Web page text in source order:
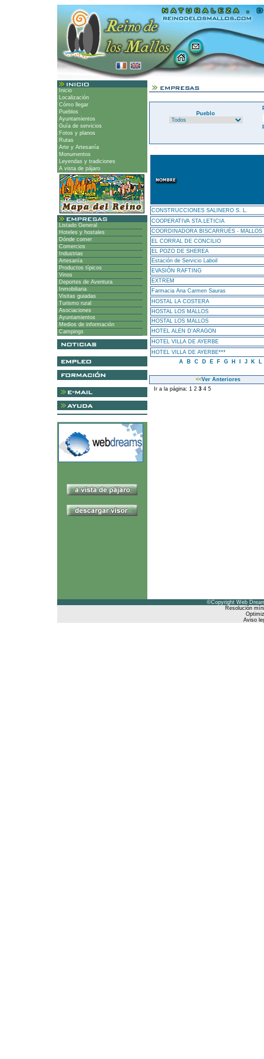
Inicio
Localización
Cómo llegar
Pueblos
Ayuntamientos
Guía de servicios
Fotos y planos
Rutas
Arte y Artesanía
Monumentos
Leyendas y tradiciones
A vista de pájaro
Listado General
Hoteles y hostales
Dónde comer
Comercios
Industrias
Artesanía
Productos típicos
Vinos
Deportes de Aventura
Inmobiliaria
Visitas guiadas
Turismo rural
Asociaciones
Ayuntamientos
Medios de información
Campings
Pueblo
CONSTRUCCIONES SALINERO S. L.
COOPERATIVA STA.LETICIA
COORDINADORA BISCARRUÉS - MALLOS
EL CORRAL DE CONCILIO
EL POZO DE SHEREA
Estación de Servicio Laboil
EVASIÓN RAFTING
EXTREM
Farmacia Ana Carmen Sauras
HOSTAL LA COSTERA
HOSTAL LOS MALLOS
HOSTAL LOS MALLOS
HOTEL ALEN D'ARAGON
HOTEL VILLA DE AYERBE
HOTEL VILLA DE AYERBE***
A
B C D E F G H J K L
<<Ver Anteriores
Ir a la página: 1 2 3 4 5
©Copyright Web
Resolución
Aviso